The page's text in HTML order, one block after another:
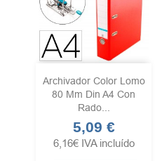
Archivador Color Lomo
80 Mm Din A4 Con
Rado...
Precio
5,09 €
6,16€ IVA incluído